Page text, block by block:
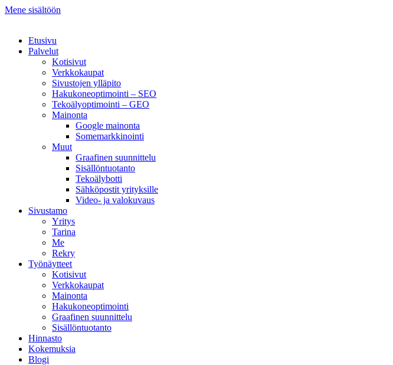
Mene sisältöön
Etusivu
Palvelut
Kotisivut
Verkkokaupat
Sivustojen ylläpito
Hakukoneoptimointi – SEO
Tekoälyoptimointi – GEO
Mainonta
Google mainonta
Somemarkkinointi
Muut
Graafinen suunnittelu
Sisällöntuotanto
Tekoälybotti
Sähköpostit yrityksille
Video- ja valokuvaus
Sivustamo
Yritys
Tarina
Me
Rekry
Työnäytteet
Kotisivut
Verkkokaupat
Mainonta
Hakukoneoptimointi
Graafinen suunnittelu
Sisällöntuotanto
Hinnasto
Kokemuksia
Blogi